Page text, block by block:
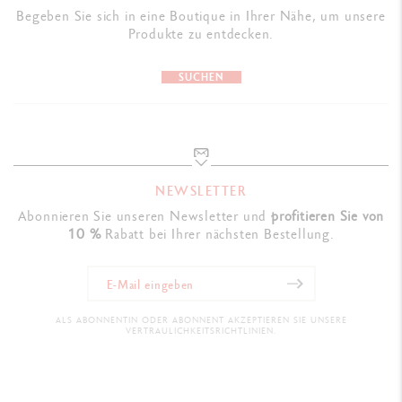
Lebenslange internationale Garantie & Gebrauchsanleitung von
GESETZLICHE VORSCHRIFTEN
PRODUKTREFERENZ
Ref. 4480.142
Begeben Sie sich in eine Boutique in Ihrer Nähe, um unsere
Produkte zu entdecken.
SUCHEN
NEWSLETTER
Abonnieren Sie unseren Newsletter undprofitieren Sie von
10 %Rabatt bei Ihrer nächsten Bestellung.
ALS ABONNENTIN ODER ABONNENT AKZEPTIEREN SIE UNSERE
VERTRAULICHKEITSRICHTLINIEN.